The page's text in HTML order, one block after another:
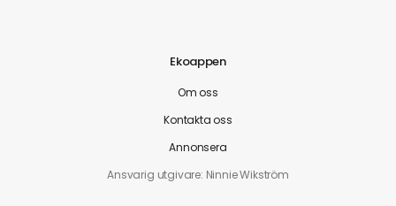
Ekoappen
Om oss
Kontakta oss
Annonsera
Ansvarig utgivare: Ninnie Wikström